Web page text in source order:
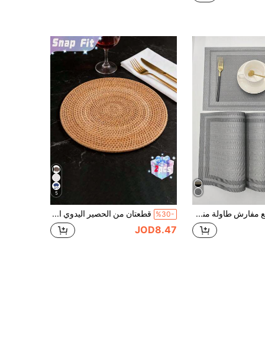
2/4/6 قطع مفارش طاولة منسوجة من PVC متعددة الألوان بتصميم خطوط بسيطة، قابلة للغسل، مستطيلة الشكل، مناسبة لديكور المنزل والمطبخ
5
%30- قطعتان من الحصير اليدوي المصنوع من الخيزران، حصيرة دائرية بنية بسيطة يابانية مقاومة للحرارة ومعزولة للشاي، مناسبة لطاولات الطعام وطاولات القهوة
JOD8.47